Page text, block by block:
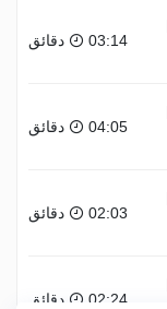
03:14 دقائق
04:05 دقائق
02:03 دقائق
02:24 دقائق